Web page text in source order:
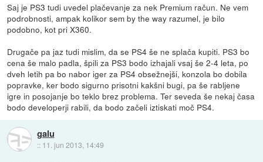
Saj je PS3 tudi uvedel plačevanje za nek Premium račun. Ne vem
podrobnosti, ampak kolikor sem by the way razumel, je bilo
podobno, kot pri X360.
Drugače pa jaz tudi mislim, da se PS4 še ne splača kupiti. PS3 bo
cena še malo padla, špili za PS3 bodo izhajali vsaj še 2-4 leta, po
dveh letih pa bo nabor iger za PS4 obsežnejši, konzola bo dobila
popravke, ker bodo sigurno prisotni kakšni bugi, pa še rabljene
igre in posojanje bo teklo brez problema. Ter seveda še nekaj časa
bodo developerji rabili, da bodo začeli iztiskati moč PS4.
galu
:: 11. jun 2013, 14:49